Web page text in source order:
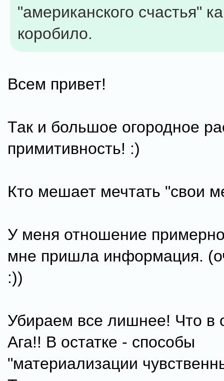
"американского счастья"
коробило.
Всем привет!
Так и большое огородное
примитивность! :)
Кто мешает мечтать "свои
У меня отношение
мне пришла информация.
:))
Убираем все лишнее! Что в
Ага!! В остатке - способы
"материализации